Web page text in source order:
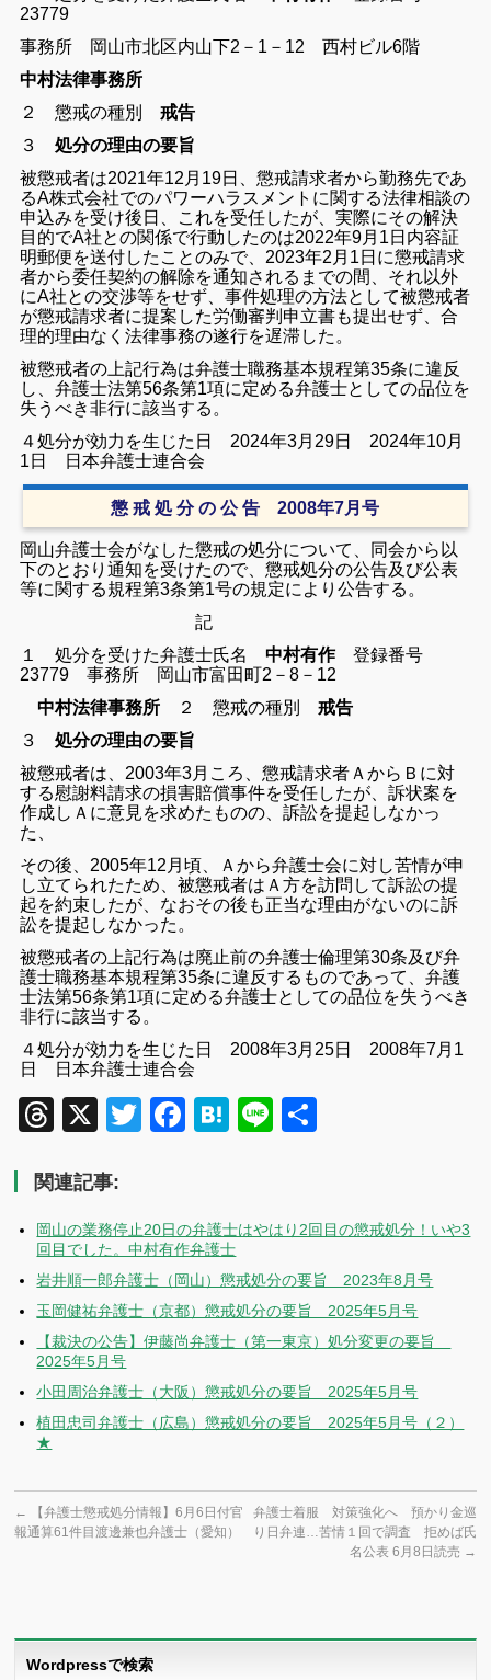
23779
事務所 岡山市北区内山下2－1－12 西村ビル6階
中村法律事務所
２ 懲戒の種別
戒告
３処分の理由の要旨
被懲戒者は2021年12月19日、懲戒請求者から勤務先であ
るA株式会社でのパワーハラスメントに関する法律相談の
申込みを受け後日、これを受任したが、実際にその解決
目的でA社との関係で行動したのは2022年9月1日内容証
明郵便を送付したことのみで、2023年2月1日に懲戒請求
者から委任契約の解除を通知されるまでの間、それ以外
にA社との交渉等をせず、事件処理の方法として被懲戒者
が懲戒請求者に提案した労働審判申立書も提出せず、合
理的理由なく法律事務の遂行を遅滞した。
被懲戒者の上記行為は弁護士職務基本規程第35条に違反
し、弁護士法第56条第1項に定める弁護士としての品位を
失うべき非行に該当する。
４処分が効力を生じた日 2024年3月29日 2024年10月
1日 日本弁護士連合会
懲 戒 処 分 の 公 告 2008年7月号
岡山弁護士会がなした懲戒の処分について、同会から以
下のとおり通知を受けたので、懲戒処分の公告及び公表
等に関する規程第3条第1号の規定により公告する。
記
１ 処分を受けた弁護士氏名
中村有作登録番号
23779 事務所 岡山市富田町2－8－12
中村法律事務所
２ 懲戒の種別戒告
３処分の理由の要旨
被懲戒者は、2003年3月ころ、懲戒請求者ＡからＢに対
する慰謝料請求の損害賠償事件を受任したが、訴状案を
作成しＡに意見を求めたものの、訴訟を提起しなかっ
た、
その後、2005年12月頃、Ａから弁護士会に対し苦情が申
し立てられたため、被懲戒者はＡ方を訪問して訴訟の提
起を約束したが、なおその後も正当な理由がないのに訴
訟を提起しなかった。
被懲戒者の上記行為は廃止前の弁護士倫理第30条及び弁
護士職務基本規程第35条に違反するものであって、弁護
士法第56条第1項に定める弁護士としての品位を失うべき
非行に該当する。
４処分が効力を生じた日 2008年3月25日 2008年7月1
日 日本弁護士連合会
Threads
X TwitterFacebook
Hatena
Line
関連記事:
岡山の業務停止20日の弁護士はやはり2回目の懲戒処分！いや3
回目でした。中村有作弁護士
岩井順一郎弁護士（岡山）懲戒処分の要旨 2023年8月号
玉岡健祐弁護士（京都）懲戒処分の要旨 2025年5月号
【裁決の公告】伊藤尚弁護士（第一東京）処分変更の要旨
2025年5月号
小田周治弁護士（大阪）懲戒処分の要旨 2025年5月号
植田忠司弁護士（広島）懲戒処分の要旨 2025年5月号（２）
★
←
【弁護士懲戒処分情報】6月6日付官
報通算61件目渡邊兼也弁護士（愛知）
弁護士着服 対策強化へ 預かり金巡
り日弁連…苦情１回で調査 拒めば氏
名公表 6月8日読売 →
Wordpressで検索